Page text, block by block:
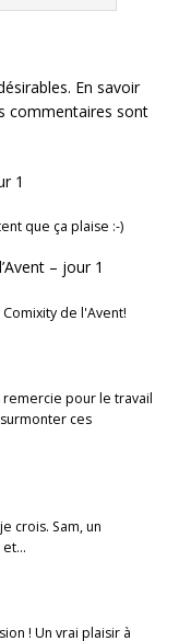
En savoir
commentaires sont
1
que ça plaise :-)
– jour 1
de l'Avent!
remercie pour le travail
ces
crois. Sam, un
et…
! Un vrai plaisir à